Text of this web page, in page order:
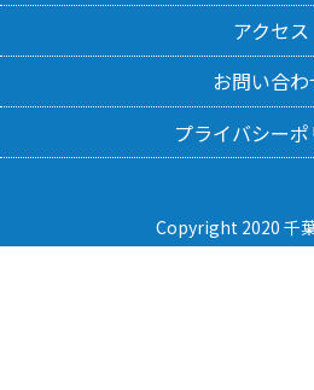
アクセス
お問い合わ
プライバシー
Copyright 2020 千